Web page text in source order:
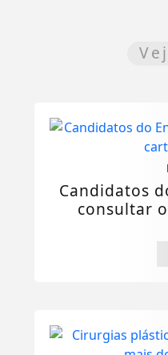
Candidatos
consultar